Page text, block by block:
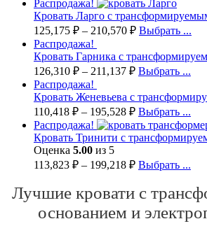
Распродажа!
Кровать Ларго с
125,175 ₽ – 210,570 ₽ Выбрать ...
Распродажа!
Кровать Гарника с
126,310 ₽ – 211,137 ₽ Выбрать ...
Распродажа!
Кровать Женевьева с
110,418 ₽ – 195,528 ₽ Выбрать ...
Распродажа!
Кровать Тринити с
Оценка 5.00 из 5
113,823 ₽ – 199,218 ₽ Выбрать ...
Лучшие кровати с
основанием и